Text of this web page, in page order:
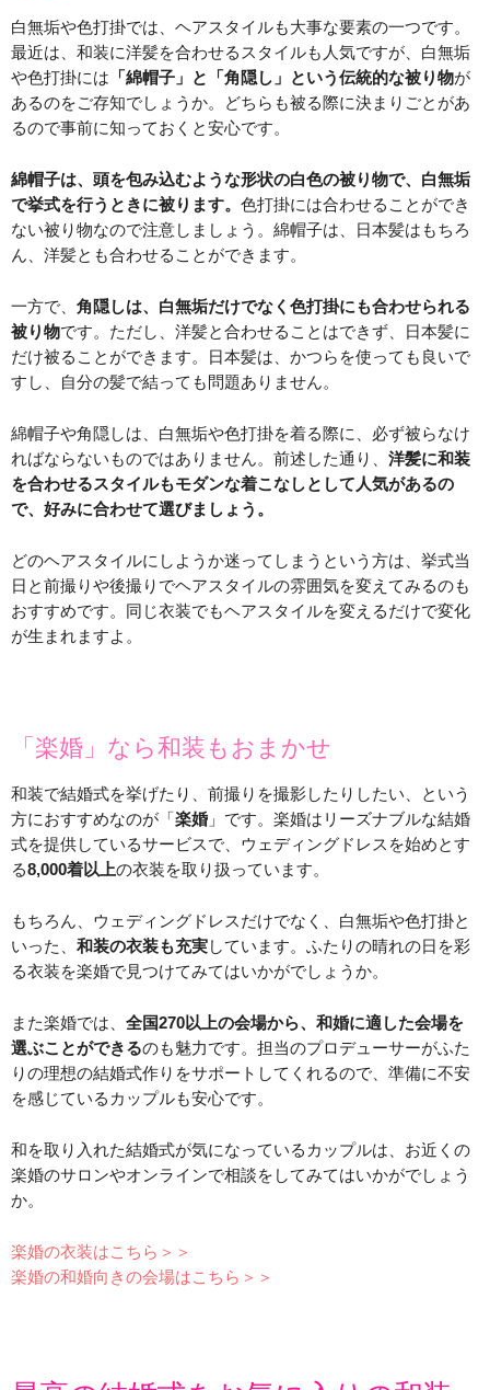
白無垢や色打掛では、ヘアスタイルも大事な要素の一つです。
最近は、和装に洋髪を合わせるスタイルも人気ですが、白無垢
や色打掛には 「綿帽子」と「角隠し」という伝統的な被り物が
あるのをご存知でしょうか。どちらも被る際に決まりごとがあ
るので事前に知っておくと安心です。
綿帽子は、頭を包み込むような形状の白色の被り物で、白無垢
で挙式を行うときに被ります。 色打掛には合わせることができ
ない被り物なので注意しましょう。綿帽子は、日本髪はもちろ
ん、洋髪とも合わせることができます。
一方で、 角隠しは、白無垢だけでなく色打掛にも合わせられる
被り物です。ただし、洋髪と合わせることはできず、日本髪に
だけ被ることができます。日本髪は、かつらを使っても良いで
すし、自分の髪で結っても問題ありません。
綿帽子や角隠しは、白無垢や色打掛を着る際に、必ず被らなけ
ればならないものではありません。前述した通り、 洋髪に和装
を合わせるスタイルもモダンな着こなしとして人気があるの
で、好みに合わせて選びましょう。
どのヘアスタイルにしようか迷ってしまうという方は、挙式当
日と前撮りや後撮りでヘアスタイルの雰囲気を変えてみるのも
おすすめです。同じ衣装でもヘアスタイルを変えるだけで変化
が生まれますよ。
「楽婚」なら和装もおまかせ
和装で結婚式を挙げたり、前撮りを撮影したりしたい、という
方におすすめなのが「楽婚 」です。楽婚はリーズナブルな結婚
式を提供しているサービスで、ウェディングドレスを始めとす
る8,000着以上の衣装を取り扱っています。
もちろん、ウェディングドレスだけでなく、白無垢や色打掛と
いった、 和装の衣装も充実しています。ふたりの晴れの日を彩
る衣装を楽婚で見つけてみてはいかがでしょうか。
また楽婚では、 全国270以上の会場から、和婚に適した会場を
選ぶことができるのも魅力です。担当のプロデューサーがふた
りの理想の結婚式作りをサポートしてくれるので、準備に不安
を感じているカップルも安心です。
和を取り入れた結婚式が気になっているカップルは、お近くの
楽婚のサロンやオンラインで相談をしてみてはいかがでしょう
か。
楽婚の衣装はこちら＞＞
楽婚の和婚向きの会場はこちら＞＞